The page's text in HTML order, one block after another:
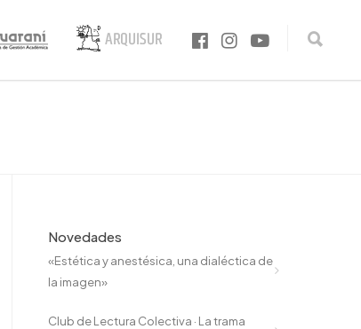
Novedades
«Estética y anestésica, una dialéctica de
la imagen»
Club de Lectura Colectiva · La trama